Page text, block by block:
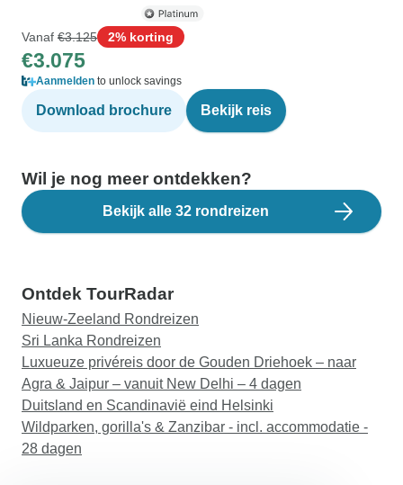
Vanaf €3.125 2% korting
€3.075
Aanmelden to unlock savings
Download brochure Bekijk reis
Wil je nog meer ontdekken?
Bekijk alle 32 rondreizen
Ontdek TourRadar
Nieuw-Zeeland Rondreizen
Sri Lanka Rondreizen
Luxueuze privéreis door de Gouden Driehoek – naar
Agra & Jaipur – vanuit New Delhi – 4 dagen
Duitsland en Scandinavië eind Helsinki
Wildparken, gorilla's & Zanzibar - incl. accommodatie -
28 dagen